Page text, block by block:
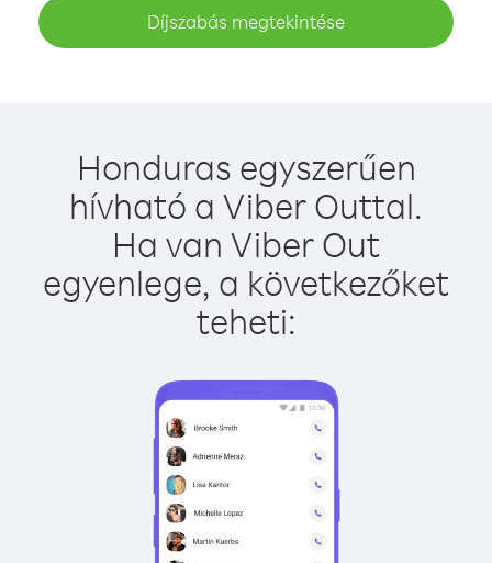
Díjszabás megtekintése
Honduras egyszerűen
hívható a Viber Outtal.
Ha van Viber Out
egyenlege, a következőket
teheti: